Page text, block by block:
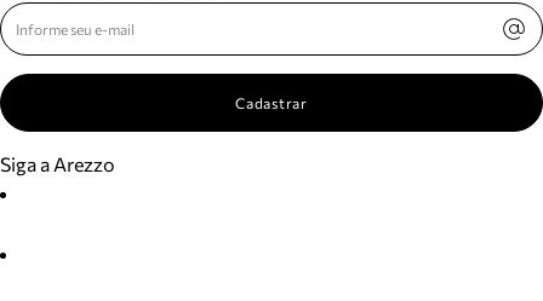
Cadastrar
Siga a Arezzo